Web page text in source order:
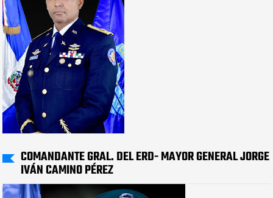
COMANDANTE GRAL. DEL ERD- MAYOR GENERAL JORGE
IVÁN CAMINO PÉREZ